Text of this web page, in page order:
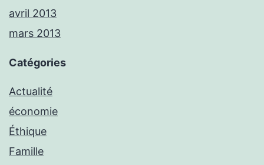
avril 2013
mars 2013
Catégories
Actualité
économie
Éthique
Famille